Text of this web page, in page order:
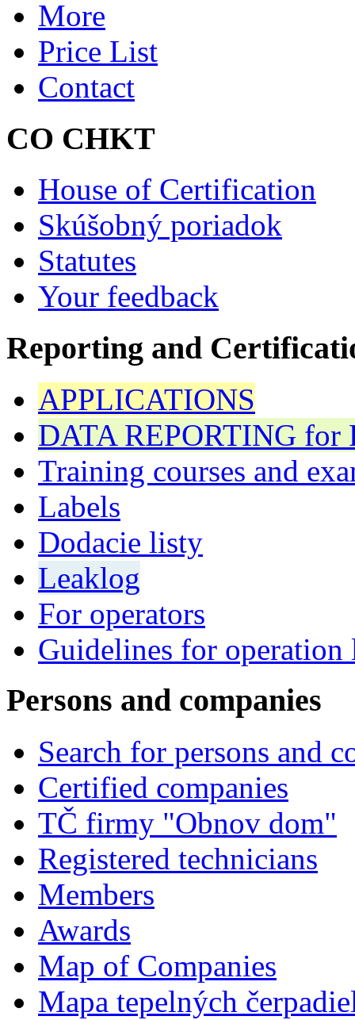
More
Price List
Contact
CO CHKT
House of Certification
Skúšobný poriadok
Statutes
Your feedback
Reporting and
APPLICATIONS
DATA REPORTING for
Training courses and
Labels
Dodacie listy
Leaklog
For operators
Guidelines for operation
Persons and companies
Search for persons and
Certified companies
TČ firmy "Obnov dom"
Registered technicians
Members
Awards
Map of Companies
Mapa tepelných